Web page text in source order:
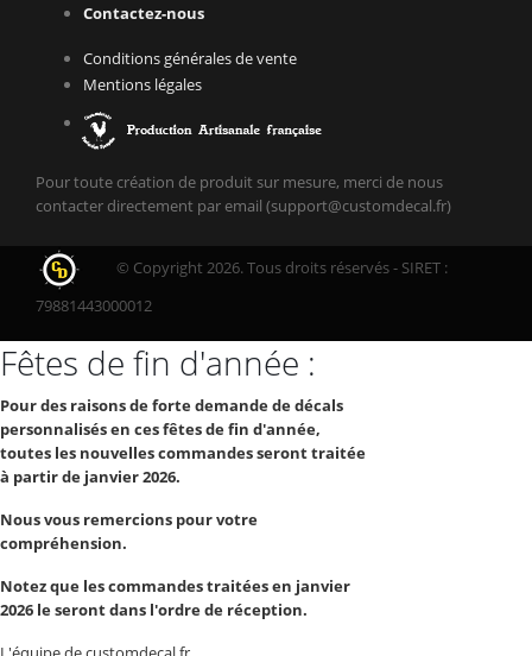
Contactez-nous
Conditions générales de vente
Mentions légales
Pour toute création de produit sur mesure, merci de nous
contacter directement par email (support@customdecal.fr)
© Copyright 2026. Tous droits réservés - SIRET :
79881443000012
Fêtes de fin d'année :
Pour des raisons de forte demande de décals
personnalisés en ces fêtes de fin d'année,
toutes les nouvelles commandes seront traitée
à partir de janvier 2026.
Nous vous remercions pour votre
compréhension.
Notez que les commandes traitées en janvier
2026 le seront dans l'ordre de réception.